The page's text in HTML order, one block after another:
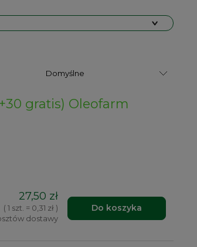
gratis) Oleofarm
27,50 zł
( 1 szt. = 0,31 zł )
dostawy
Do koszyka